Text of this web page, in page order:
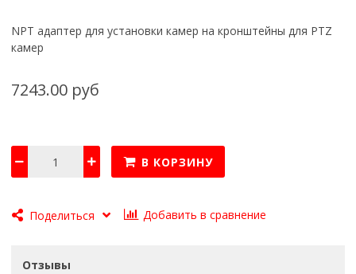
NPT адаптер для установки камер на кронштейны для PTZ
камер
7243.00 руб
В КОРЗИНУ
Поделиться Добавить в сравнение
Отзывы